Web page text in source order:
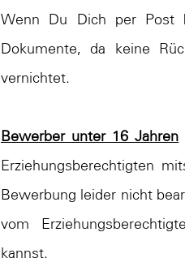
Wenn Du Dich per Post
Dokumente, da keine
vernichtet.
Bewerber unter 16 Jahren
Erziehungsberechtigten
Bewerbung leider nicht
vom
kannst.